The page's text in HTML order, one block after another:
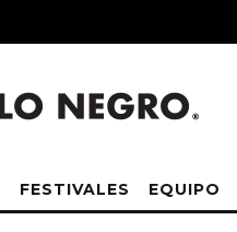
FESTIVALES EQUIPO